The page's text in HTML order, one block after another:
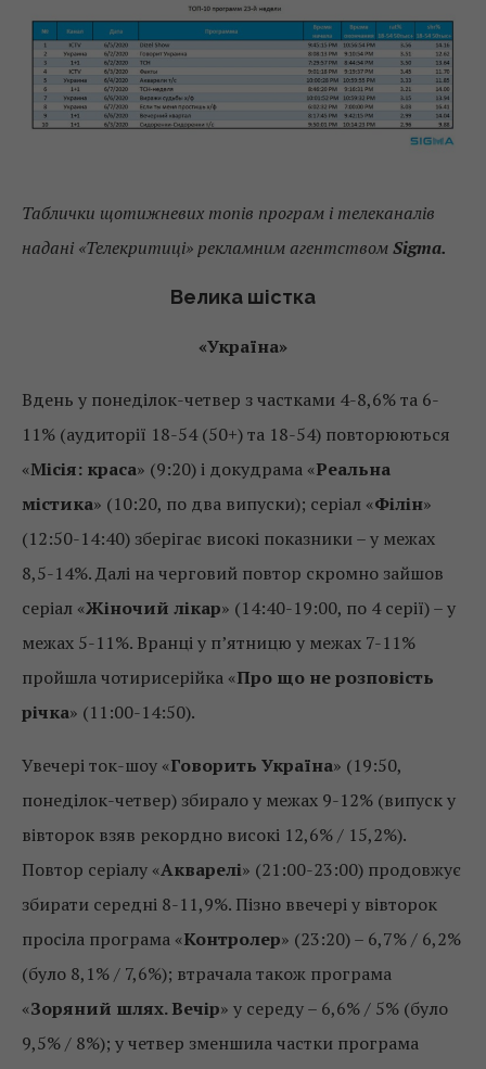
Таблички щотижневих топів програм і телеканалів
надані «Телекритиці» рекламним агентствомSigmа.
Велика шістка
«Україна»
Вдень у понеділок-четвер з частками 4-8,6% та 6-
11% (аудиторії 18-54 (50+) та 18-54) повторюються
«Місія: краса» (9:20) і докудрама «Реальна
містика» (10:20, по два випуски); серіал «Філін»
(12:50-14:40) зберігає високі показники – у межах
8,5-14%. Далі на черговий повтор скромно зайшов
серіал «Жіночий лікар» (14:40-19:00, по 4 серії) – у
межах 5-11%. Вранці у п’ятницю у межах 7-11%
пройшла чотирисерійка «Про що не розповість
річка» (11:00-14:50).
Увечері ток-шоу «Говорить Україна» (19:50,
понеділок-четвер) збирало у межах 9-12% (випуск у
вівторок взяв рекордно високі 12,6% / 15,2%).
Повтор серіалу «Акварелі» (21:00-23:00) продовжує
збирати середні 8-11,9%. Пізно ввечері у вівторок
просіла програма «Контролер» (23:20) – 6,7% / 6,2%
(було 8,1% / 7,6%); втрачала також програма
«Зоряний шлях. Вечір» у середу – 6,6% / 5% (було
9,5% / 8%); у четвер зменшила частки програма